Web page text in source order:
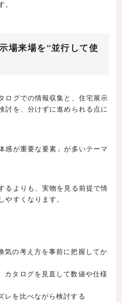
場来場を“並行して使
ログでの情報収集と、住宅展示
討を、分けずに進められる点に
感が重要な要素」が多いテーマ
るよりも、実物を見る前提で情
すくなります。
気の考え方を事前に把握してか
カタログを見直して数値や仕様
レを比べながら検討する